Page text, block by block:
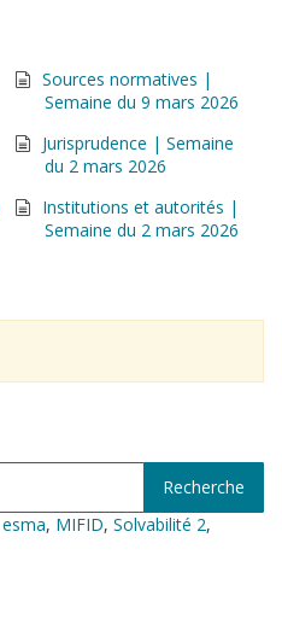
Sources normatives |
Semaine du 9 mars 2026
Jurisprudence | Semaine
du 2 mars 2026
Institutions et autorités |
Semaine du 2 mars 2026
esma, MIFID, Solvabilité 2,